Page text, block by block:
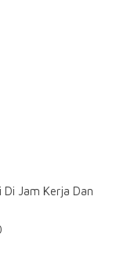
Di Jam Kerja Dan